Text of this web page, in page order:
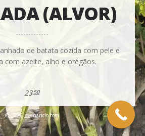
(ALVOR)
de batata cozida com pele e
com azeite, alho e orégãos.
23 50
© 2026 uvenancio.com